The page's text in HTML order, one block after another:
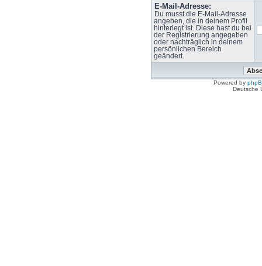
E-Mail-Adresse:
Du musst die E-Mail-Adresse
angeben, die in deinem Profil
hinterlegt ist. Diese hast du bei
der Registrierung angegeben
oder nachträglich in deinem
persönlichen Bereich
geändert.
Powered by
Deutsche